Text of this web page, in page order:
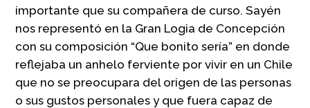
importante que su compañera de curso. Sayén
nos representó en la Gran Logia de Concepción
con su composición “Que bonito sería” en donde
reflejaba un anhelo ferviente por vivir en un Chile
que no se preocupara del origen de las personas
o sus gustos personales y que fuera capaz de